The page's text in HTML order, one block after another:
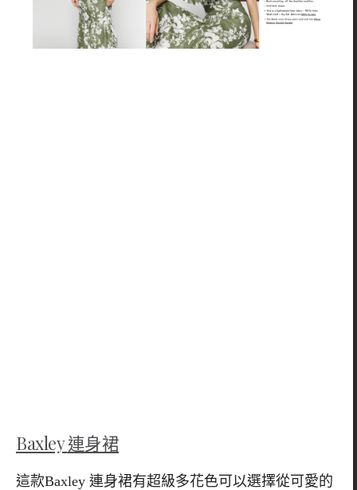
Baxley連身裙
這款Baxley 連身裙有超級多花色可以選擇從可愛的